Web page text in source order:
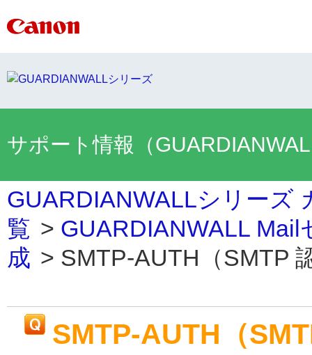
サポート情報（
GUARDIANWALLシリーズ
覧 > GUARDIANWALL Mail
成 > SMTP-AUTH（SMTP
SMTP-AUTH（